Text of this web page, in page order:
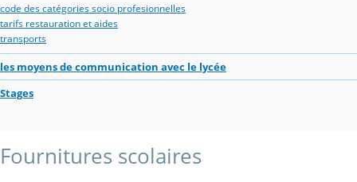
code des catégories socio profesionnelles
tarifs restauration et aides
transports
les moyens de communication avec le lycée
Stages
Fournitures scolaires